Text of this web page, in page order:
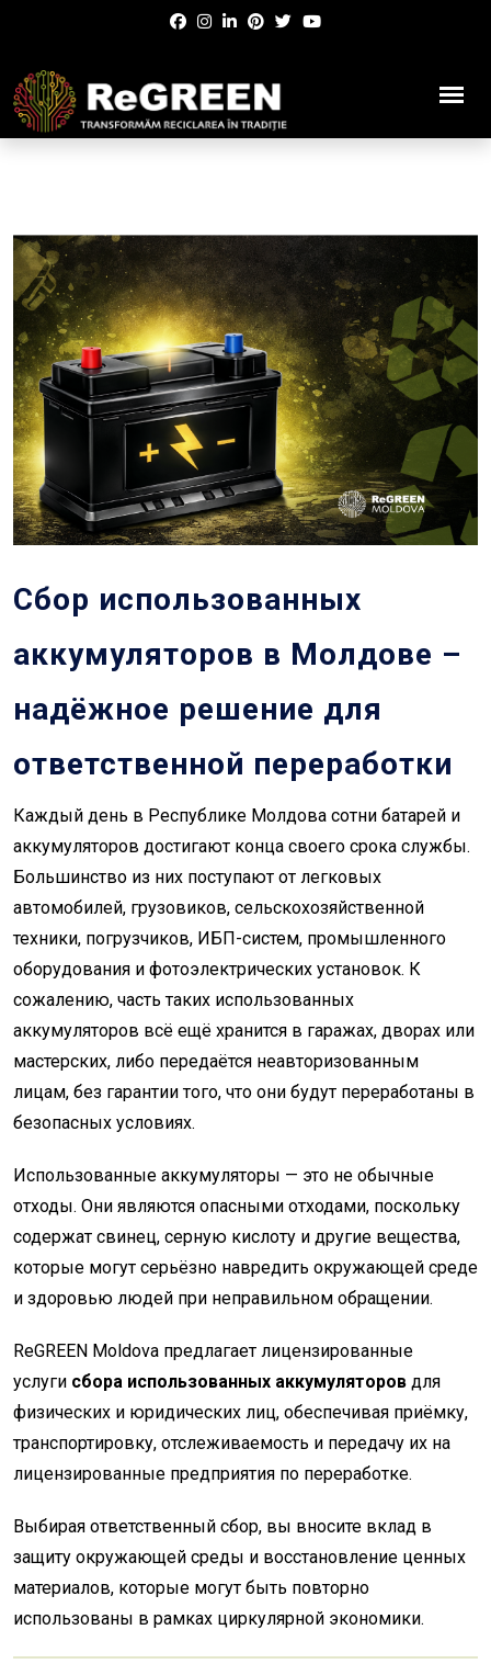
Сбор использованных
аккумуляторов в Молдове –
надёжное решение для
ответственной переработки
Каждый день в Республике Молдова сотни батарей и
аккумуляторов достигают конца своего срока службы.
Большинство из них поступают от легковых
автомобилей, грузовиков, сельскохозяйственной
техники, погрузчиков, ИБП-систем, промышленного
оборудования и фотоэлектрических установок. К
сожалению, часть таких использованных
аккумуляторов всё ещё хранится в гаражах, дворах или
мастерских, либо передаётся неавторизованным
лицам, без гарантии того, что они будут переработаны в
безопасных условиях.
Использованные аккумуляторы — это не обычные
отходы. Они являются опасными отходами, поскольку
содержат свинец, серную кислоту и другие вещества,
которые могут серьёзно навредить окружающей среде
и здоровью людей при неправильном обращении.
ReGREEN Moldova предлагает лицензированные
услуги сбора использованных аккумуляторов для
физических и юридических лиц, обеспечивая приёмку,
транспортировку, отслеживаемость и передачу их на
лицензированные предприятия по переработке.
Выбирая ответственный сбор, вы вносите вклад в
защиту окружающей среды и восстановление ценных
материалов, которые могут быть повторно
использованы в рамках циркулярной экономики.